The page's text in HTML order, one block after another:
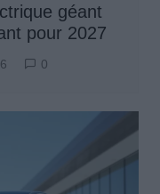
géant
pour 2027
0